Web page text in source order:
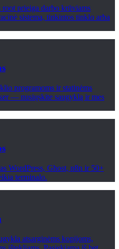
root prieiga darbo krūviams
sistema, tinkintos tinklo arba
programoms ir statinėms
— nusiųskite saugyklą ir mes
WordPress, Ghost, n8n ir 50+
terminalo.
atsarginėms kopijoms,